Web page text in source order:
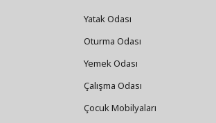
Yatak Odası
Oturma Odası
Yemek Odası
Çalışma Odası
Çocuk Mobilyaları